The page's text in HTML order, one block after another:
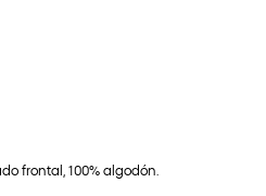
frontal, 100% algodón.